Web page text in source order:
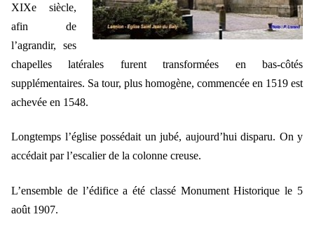
XIXe siècle,
afin de
l’agrandir, ses
chapelles latérales furent transformées en bas-côtés
supplémentaires. Sa tour, plus homogène, commencée en 1519 est
achevée en 1548.
Longtemps l’église possédait un jubé, aujourd’hui disparu. On y
accédait par l’escalier de la colonne creuse.
L’ensemble de l’édifice a été classé Monument Historique le 5
août 1907.